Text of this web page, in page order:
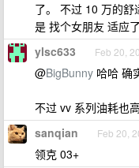
了。 不过 10 万的
是 找个女朋友 适应
ylsc633 Feb 20,
@BigBunny 哈哈 确
不过 vv 系列油耗也
sanqian Feb 20,
领克 03+